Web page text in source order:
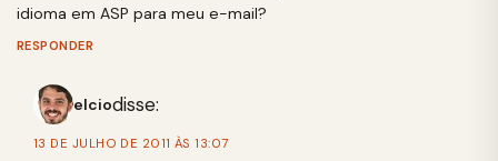
idioma em ASP para meu e-mail?
RESPONDER
elciodisse:
13 DE JULHO DE 2011 ÀS 13:07